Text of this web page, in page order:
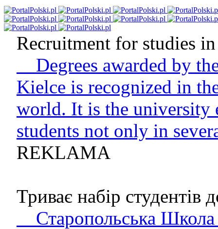
Recruitment for studies
Degrees awarded by
Kielce is recognized in
world. It is the university
students not only in
REKLAMA
Триває набір студентів
Старопольська